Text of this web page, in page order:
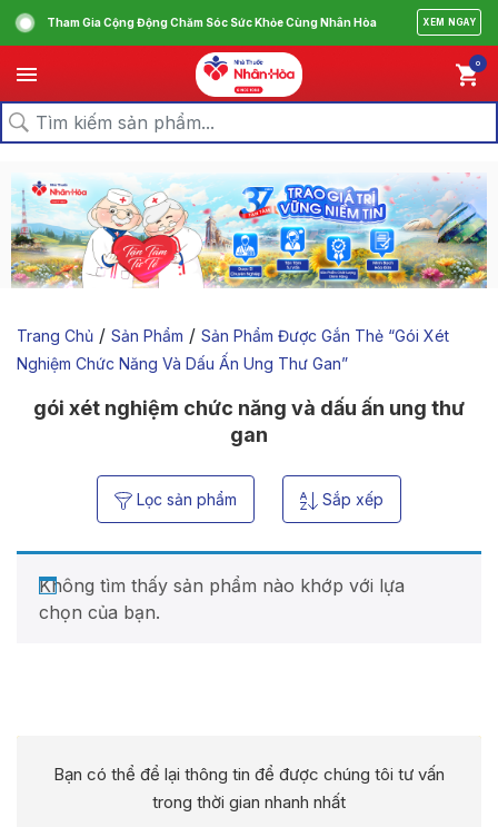
Tham Gia Cộng Động Chăm Sóc Sức Khỏe Cùng Nhân Hòa XEM NGAY
0
Trang Chủ / Sản Phẩm / Sản Phẩm Được Gắn Thẻ “gói Xét
Nghiệm Chức Năng Và Dấu Ấn Ung Thư Gan”
gói xét nghiệm chức năng và dấu ấn ung thư
gan
Lọc sản phẩm Sắp xếp
Không tìm thấy sản phẩm nào khớp với lựa
chọn của bạn.
Bạn có thể để lại thông tin để được chúng tôi tư vấn
trong thời gian nhanh nhất